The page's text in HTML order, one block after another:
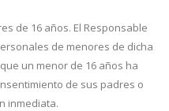
de 16 años. El Responsable
de menores de dicha
un menor de 16 años ha
de sus padres o
inmediata.